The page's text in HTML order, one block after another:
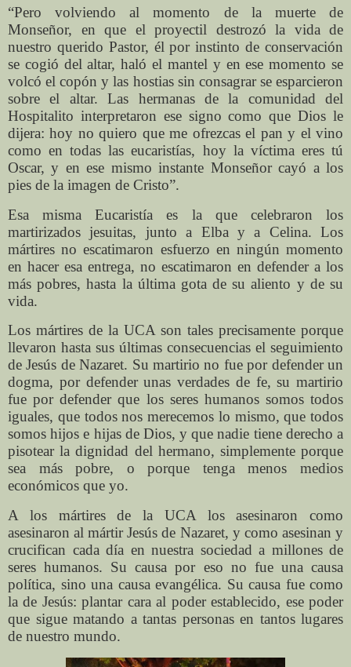
“Pero volviendo al momento de la muerte de
Monseñor, en que el proyectil destrozó la vida de
nuestro querido Pastor, él por instinto de conservación
se cogió del altar, haló el mantel y en ese momento se
volcó el copón y las hostias sin consagrar se esparcieron
sobre el altar. Las hermanas de la comunidad del
Hospitalito interpretaron ese signo como que Dios le
dijera: hoy no quiero que me ofrezcas el pan y el vino
como en todas las eucaristías, hoy la víctima eres tú
Oscar, y en ese mismo instante Monseñor cayó a los
pies de la imagen de Cristo”.
Esa misma Eucaristía es la que celebraron los
martirizados jesuitas, junto a Elba y a Celina. Los
mártires no escatimaron esfuerzo en ningún momento
en hacer esa entrega, no escatimaron en defender a los
más pobres, hasta la última gota de su aliento y de su
vida.
Los mártires de la UCA son tales precisamente porque
llevaron hasta sus últimas consecuencias el seguimiento
de Jesús de Nazaret. Su martirio no fue por defender un
dogma, por defender unas verdades de fe, su martirio
fue por defender que los seres humanos somos todos
iguales, que todos nos merecemos lo mismo, que todos
somos hijos e hijas de Dios, y que nadie tiene derecho a
pisotear la dignidad del hermano, simplemente porque
sea más pobre, o porque tenga menos medios
económicos que yo.
A los mártires de la UCA los asesinaron como
asesinaron al mártir Jesús de Nazaret, y como asesinan y
crucifican cada día en nuestra sociedad a millones de
seres humanos. Su causa por eso no fue una causa
política, sino una causa evangélica. Su causa fue como
la de Jesús: plantar cara al poder establecido, ese poder
que sigue matando a tantas personas en tantos lugares
de nuestro mundo.